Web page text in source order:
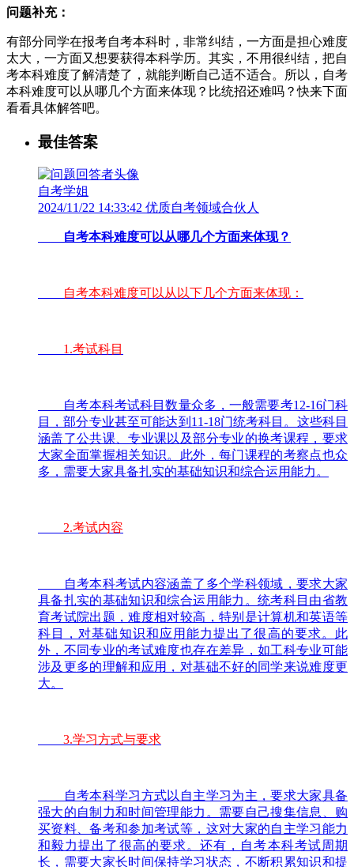
问题补充：
有部分同学在报考自考本科时，非常纠结，一方面是担心难度
太大，一方面又想要获得本科学历。其实，不用很纠结，把自
考本科难度了解清楚了，就能判断自己适不适合。所以，自考
本科难度可以从哪几个方面来体现？比统招还难吗？快来下面
看看具体解答吧。
最佳答案
自考学姐
2024/11/22 14:33:42 优质自考领域合伙人
自考本科难度可以从哪几个方面来体现？
自考本科难度可以从以下几个方面来体现：
1.考试科目
自考本科考试科目数量众多，一般需要考12-16门科
目，部分专业甚至可能达到11-18门统考科目。这些科目
涵盖了公共课、专业课以及部分专业的换考课程，要求
大家全面掌握相关知识。此外，每门课程的考察点也众
多，需要大家具备扎实的基础知识和综合运用能力。
2.考试内容
自考本科考试内容涵盖了多个学科领域，要求大家
具备扎实的基础知识和综合运用能力。统考科目由省教
育考试院出题，难度相对较高，特别是计算机和英语等
科目，对基础知识和应用能力提出了很高的要求。此
外，不同专业的考试难度也存在差异，如工科专业可能
涉及更多的理解和应用，对基础不好的同学来说难度更
大。
3.学习方式与要求
自考本科学习方式以自主学习为主，要求大家具备
强大的自制力和时间管理能力。需要自己搜集信息、购
买资料、备考和参加考试等，这对大家的自主学习能力
和毅力提出了很高的要求。还有，自考本科考试周期
长，需要大家长时间保持学习状态，不断积累知识和提